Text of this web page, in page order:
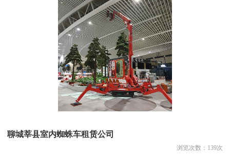
聊城莘县室内蜘蛛车租赁公司
浏览次数： 139次